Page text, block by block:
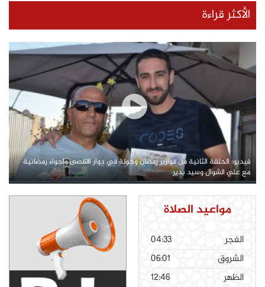
الأكثر قراءة
فيديو: الحلقة الثانية من فوازير رمضان وجولة في دوار الاقصى واجواء رمضانية
مع علي الشوال وسيد بدير
مواعيد الصلاة
الفجر
04:33
الشروق
06:01
الظهر
12:46